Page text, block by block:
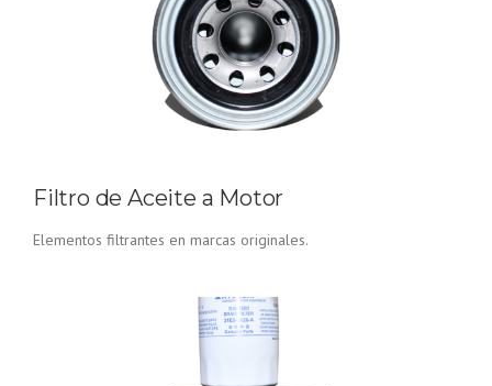
Filtro de Aceite a Motor
Elementos filtrantes en marcas originales.